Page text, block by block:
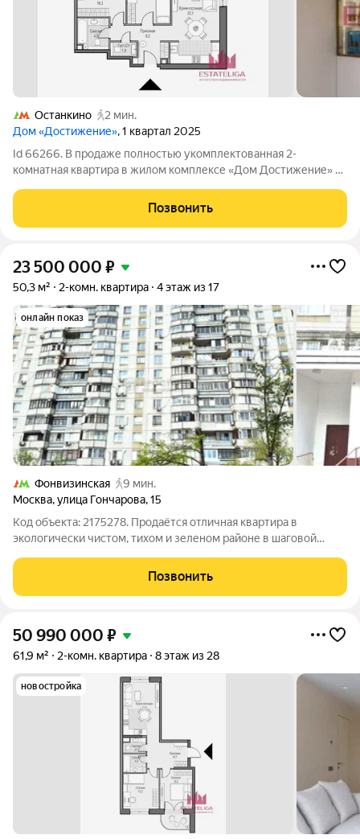
Останкино
2 мин.
Дом «Достижение», 1 квартал 2025
Id 66266. В продаже полностью укомплектованная 2-
комнатная квартира в жилом комплексе «Дом Достижение» от
собственник
Позвонить
23 500 000 ₽
50,3 м² 2-комн. квартира 4 этаж из 17
онлайн показ
Фонвизинская
9 мин.
Москва,улица Гончарова,15
Код объекта: 2175278. Продаётся отличная квартира в
экологически чистом, тихом и зеленом районе в шаговой
укомплектована всей необходимой техникой, оборудованием
и кондиционирована!
Позвонить
50 990 000 ₽
61,9 м² 2-комн. квартира 8 этаж из 28
новостройка